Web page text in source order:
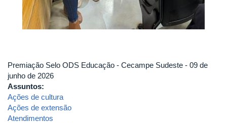
Premiação Selo ODS Educação - Cecampe Sudeste - 09 de
junho de 2026
Assuntos:
Ações de cultura
Ações de extensão
Atendimentos